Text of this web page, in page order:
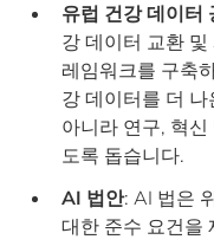
유럽 건강 데이터
강 데이터 교환
레임워크를 구축
강 데이터를 더
아니라 연구, 혁
도록 돕습니다.
AI 법안: AI 법은
대한 준수 요건을